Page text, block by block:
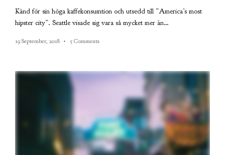
Känd för sin höga kaffekonsumtion och utsedd till ”America’s most
hipster city”. Seattle visade sig vara så mycket mer än…
19 September, 2018 5 Comments